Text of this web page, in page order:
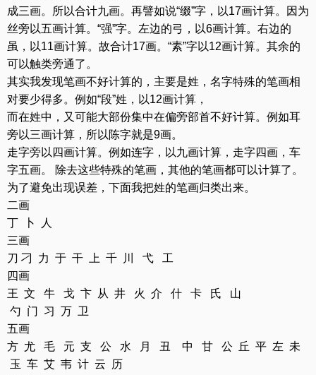
成三画。所以合计九画。再譬如说“缀”字，以17画计算。因为
丝旁以五画计算。“强”字。左边的弓，以6画计算。右边的
虽，以11画计算。故合计17画。“素”字以12画计算。其余的
可以触类旁通了。
其实我发现笔画不好计算的，主要是姓，名字特殊的笔画相
对要少得多。例如“段”姓，以12画计算，
而在姓中，又可能大部份集中在偏旁部首不好计算。例如耳
旁以三画计算，所以陈字就是9画。
走字旁以四画计算。例如连字，以九画计算，走字四画，车
字五画。 除去这些特殊的笔画，其他的笔画都可以计算了。
为了避免出现误差，下面我把姓的笔画归类出来。
二画
丁 卜 人
三画
刀 刁 力 于 干 上 千 川 弋 工
四画
王 文 牛 戈 卞 从 井 火 介 什 卡 氏 山
勺 门 习 万 卫
五画
方 尤 毛 元 支 公 水 月 丑 中 甘 公 丘 平 左 未
玉 车 艾 韦 计 云 历